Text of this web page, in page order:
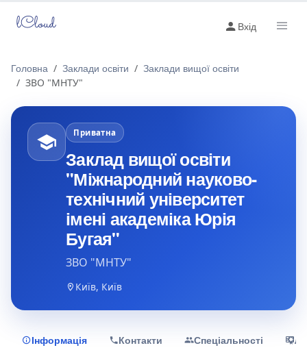
lCloud Вхід
Головна Заклади освіти Заклади вищої освіти
ЗВО "МНТУ"
Приватна
Заклад вищої освіти
"Міжнародний науково-
технічний університет
імені академіка Юрія
Бугая"
ЗВО "МНТУ"
Київ, Київ
Інформація Контакти Спеціальності